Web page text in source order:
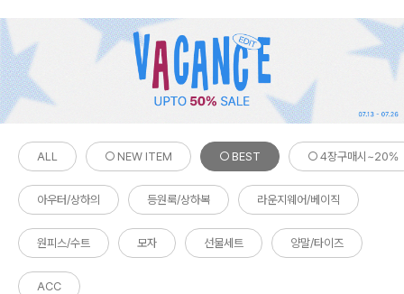
ALL ○ NEW ITEM ○ BEST ○ 4장구매시~20%
아우터/상하의 등원룩/상하복 라운지웨어/베이직
원피스/수트 모자 선물세트 양말/타이즈
ACC